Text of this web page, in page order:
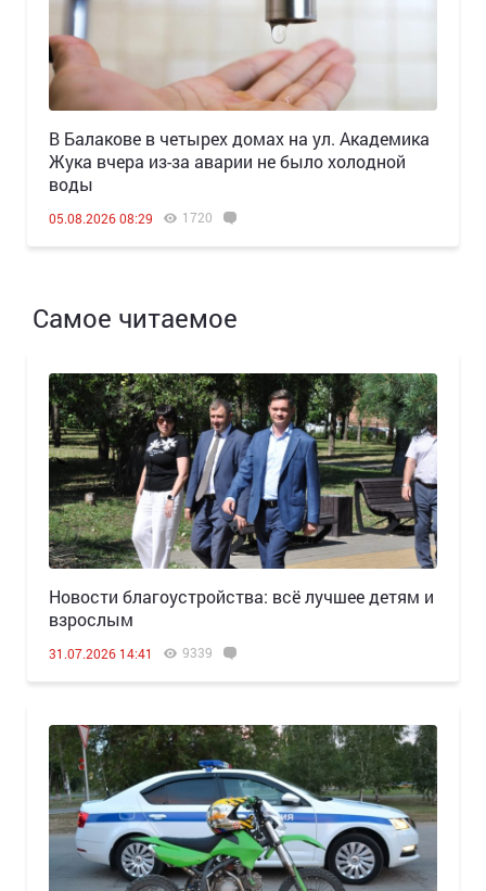
В Балакове в четырех домах на ул. Академика
Жука вчера из-за аварии не было холодной
воды
05.08.2026 08:29 1720
Самое читаемое
Новости благоустройства: всё лучшее детям и
взрослым
31.07.2026 14:41 9339